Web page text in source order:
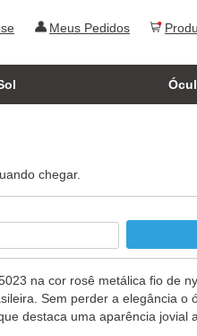
Meus Pedidos
chegar.
na cor rosê metálica fio de
Sem perder a elegância o
destaca uma aparência jovial